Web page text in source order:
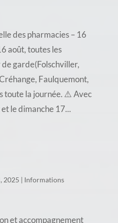
des pharmacies – 16
août, toutes les
garde(Folschviller,
Faulquemont,
toute la journée. ⚠️ Avec
le dimanche 17...
2025 | Informations
et accompagnement